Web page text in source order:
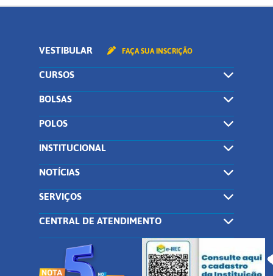
VESTIBULAR FAÇA SUA INSCRIÇÃO
CURSOS
BOLSAS
POLOS
INSTITUCIONAL
NOTÍCIAS
SERVIÇOS
CENTRAL DE ATENDIMENTO